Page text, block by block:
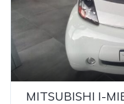
MITSUBISHI I-